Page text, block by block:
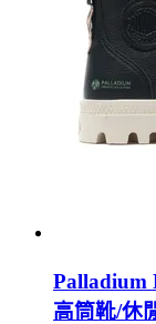
Palladium
高筒靴/休